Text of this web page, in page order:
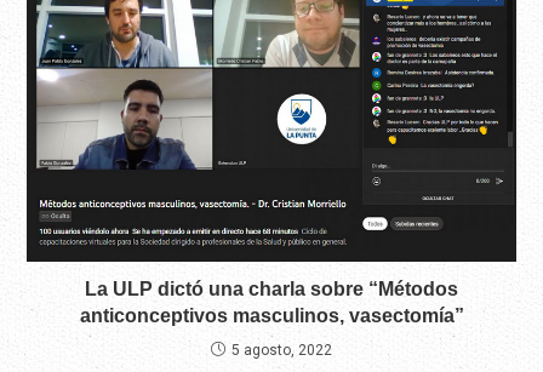
La ULP dictó una charla sobre “Métodos
anticonceptivos masculinos, vasectomía”
5 agosto, 2022